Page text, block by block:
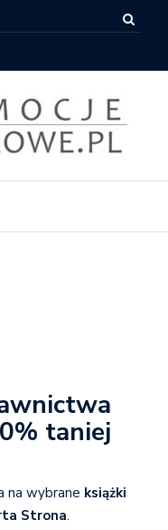
taniej
na wybrane książki
Strona.